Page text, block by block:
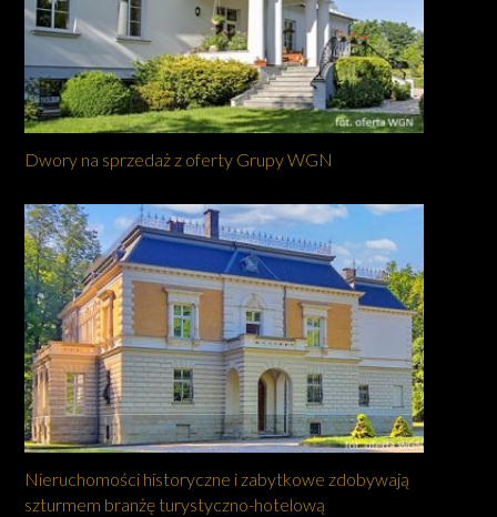
Dwory na sprzedaż z oferty Grupy WGN
Nieruchomości historyczne i zabytkowe zdobywają
szturmem branżę turystyczno-hotelową